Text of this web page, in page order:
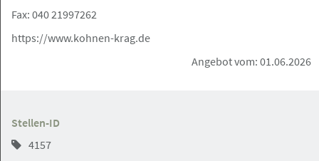
Angebot
Buchhalter (m/w/d) für RA-Micro
Teilzeit/ Minijob/ freier Mitarbeit
Fax: 040 21997262
https://www.kohnen-krag.de
Angebot vom: 01.06.2026
Stellen-ID
4157